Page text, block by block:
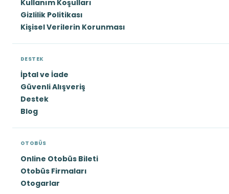
Kullanım Koşulları
Gizlilik Politikası
Kişisel Verilerin Korunması
DESTEK
İptal ve İade
Güvenli Alışveriş
Destek
Blog
OTOBÜS
Online Otobüs Bileti
Otobüs Firmaları
Otogarlar